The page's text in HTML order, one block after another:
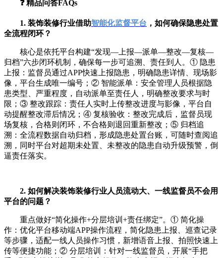
❓ 精品问答FAQs
1. 装饰装修行业借助智能化监督平台 ，如何确保隐患处置
全流程闭环？
核心是依托平台构建“发现—上报—派单—整改—复核—
归档”六步闭环机制，确保每一步可追溯、责任到人。① 隐患
上报：监督员通过APP快速上报隐患，明确隐患详情、现场影
像，平台生成唯一编号；② 智能派单：安全管理人员根据隐
患类型、严重程度，自动派单至责任人，明确整改要求与时
限；③ 整改跟踪：责任人实时上传整改进度与影像，平台自
动提醒整改滞后情况；④ 复核验收：整改完成后，监督员现
场复核，合格则闭环，不合格则退回重新整改；⑤ 归档追
溯：全流程数据自动归档，形成隐患处置台账，可随时查阅追
溯，同时平台对超期未处置、未整改的隐患自动升级预警，倒
逼责任落实。
2. 如何解决装饰装修行业人员流动大、一线监督员不会用
平台的问题？
重点做好“简化操作+分层培训+责任绑定”。① 简化操
作：优化平台移动端APP操作流程，简化隐患上报、巡查记录
等步骤，适配一线人员操作习惯，新增语音上报、拍照快速上
传等便捷功能；② 分层培训：针对一线监督员，开展“手把